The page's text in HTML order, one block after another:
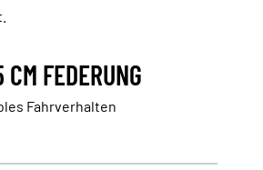
FEDERUNG
Fahrverhalten